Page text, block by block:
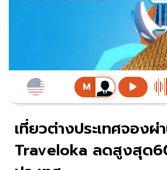
เที่ยวต่างประเทศจองผ่
Traveloka ลดสูงสุด